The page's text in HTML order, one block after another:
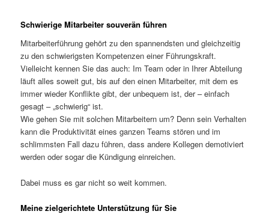
Schwierige Mitarbeiter souverän führen
Mitarbeiterführung gehört zu den spannendsten und gleichzeitig
zu den schwierigsten Kompetenzen einer Führungskraft.
Vielleicht kennen Sie das auch: Im Team oder in Ihrer Abteilung
läuft alles soweit gut, bis auf den einen Mitarbeiter, mit dem es
immer wieder Konflikte gibt, der unbequem ist, der – einfach
gesagt – „schwierig“ ist.
Wie gehen Sie mit solchen Mitarbeitern um? Denn sein Verhalten
kann die Produktivität eines ganzen Teams stören und im
schlimmsten Fall dazu führen, dass andere Kollegen demotiviert
werden oder sogar die Kündigung einreichen.
Dabei muss es gar nicht so weit kommen.
Meine zielgerichtete Unterstützung für Sie